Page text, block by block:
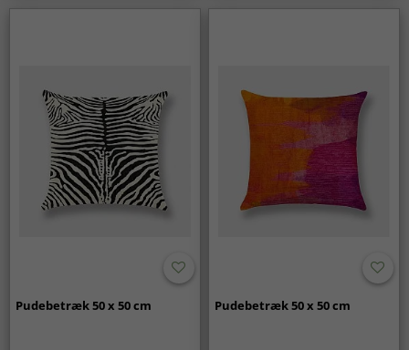
Pudebetræk 50 x 50 cm Pudebetræk 50 x 50 cm